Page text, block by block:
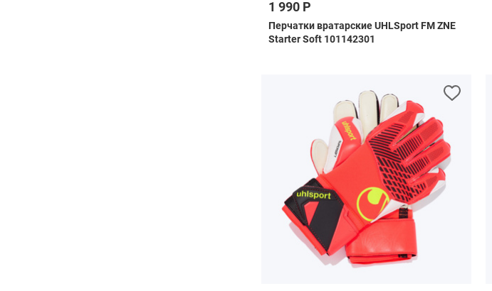
1 990 Р
Перчатки вратарские UHLSport FM ZNE
Starter Soft 101142301